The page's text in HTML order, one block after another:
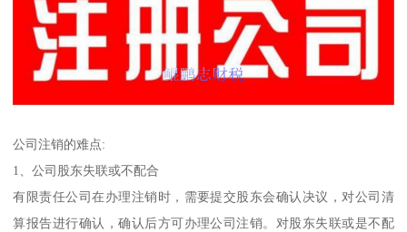
公司注销的难点:
1、公司股东失联或不配合
有限责任公司在办理注销时，需要提交股东会确认决议，对公司清
算报告进行确认，确认后方可办理公司注销。对股东失联或是不配